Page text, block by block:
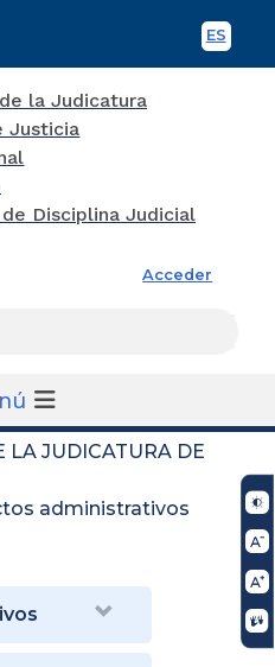
ES
Acceder
LA JUDICATURA DE
administrativos